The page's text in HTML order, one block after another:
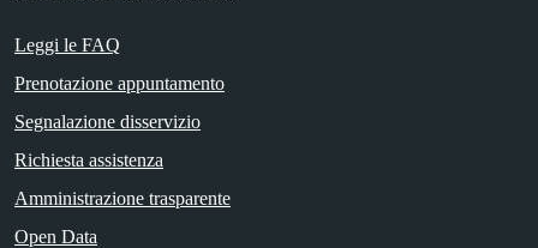
Leggi le FAQ
Prenotazione appuntamento
Segnalazione disservizio
Richiesta assistenza
Amministrazione trasparente
Open Data